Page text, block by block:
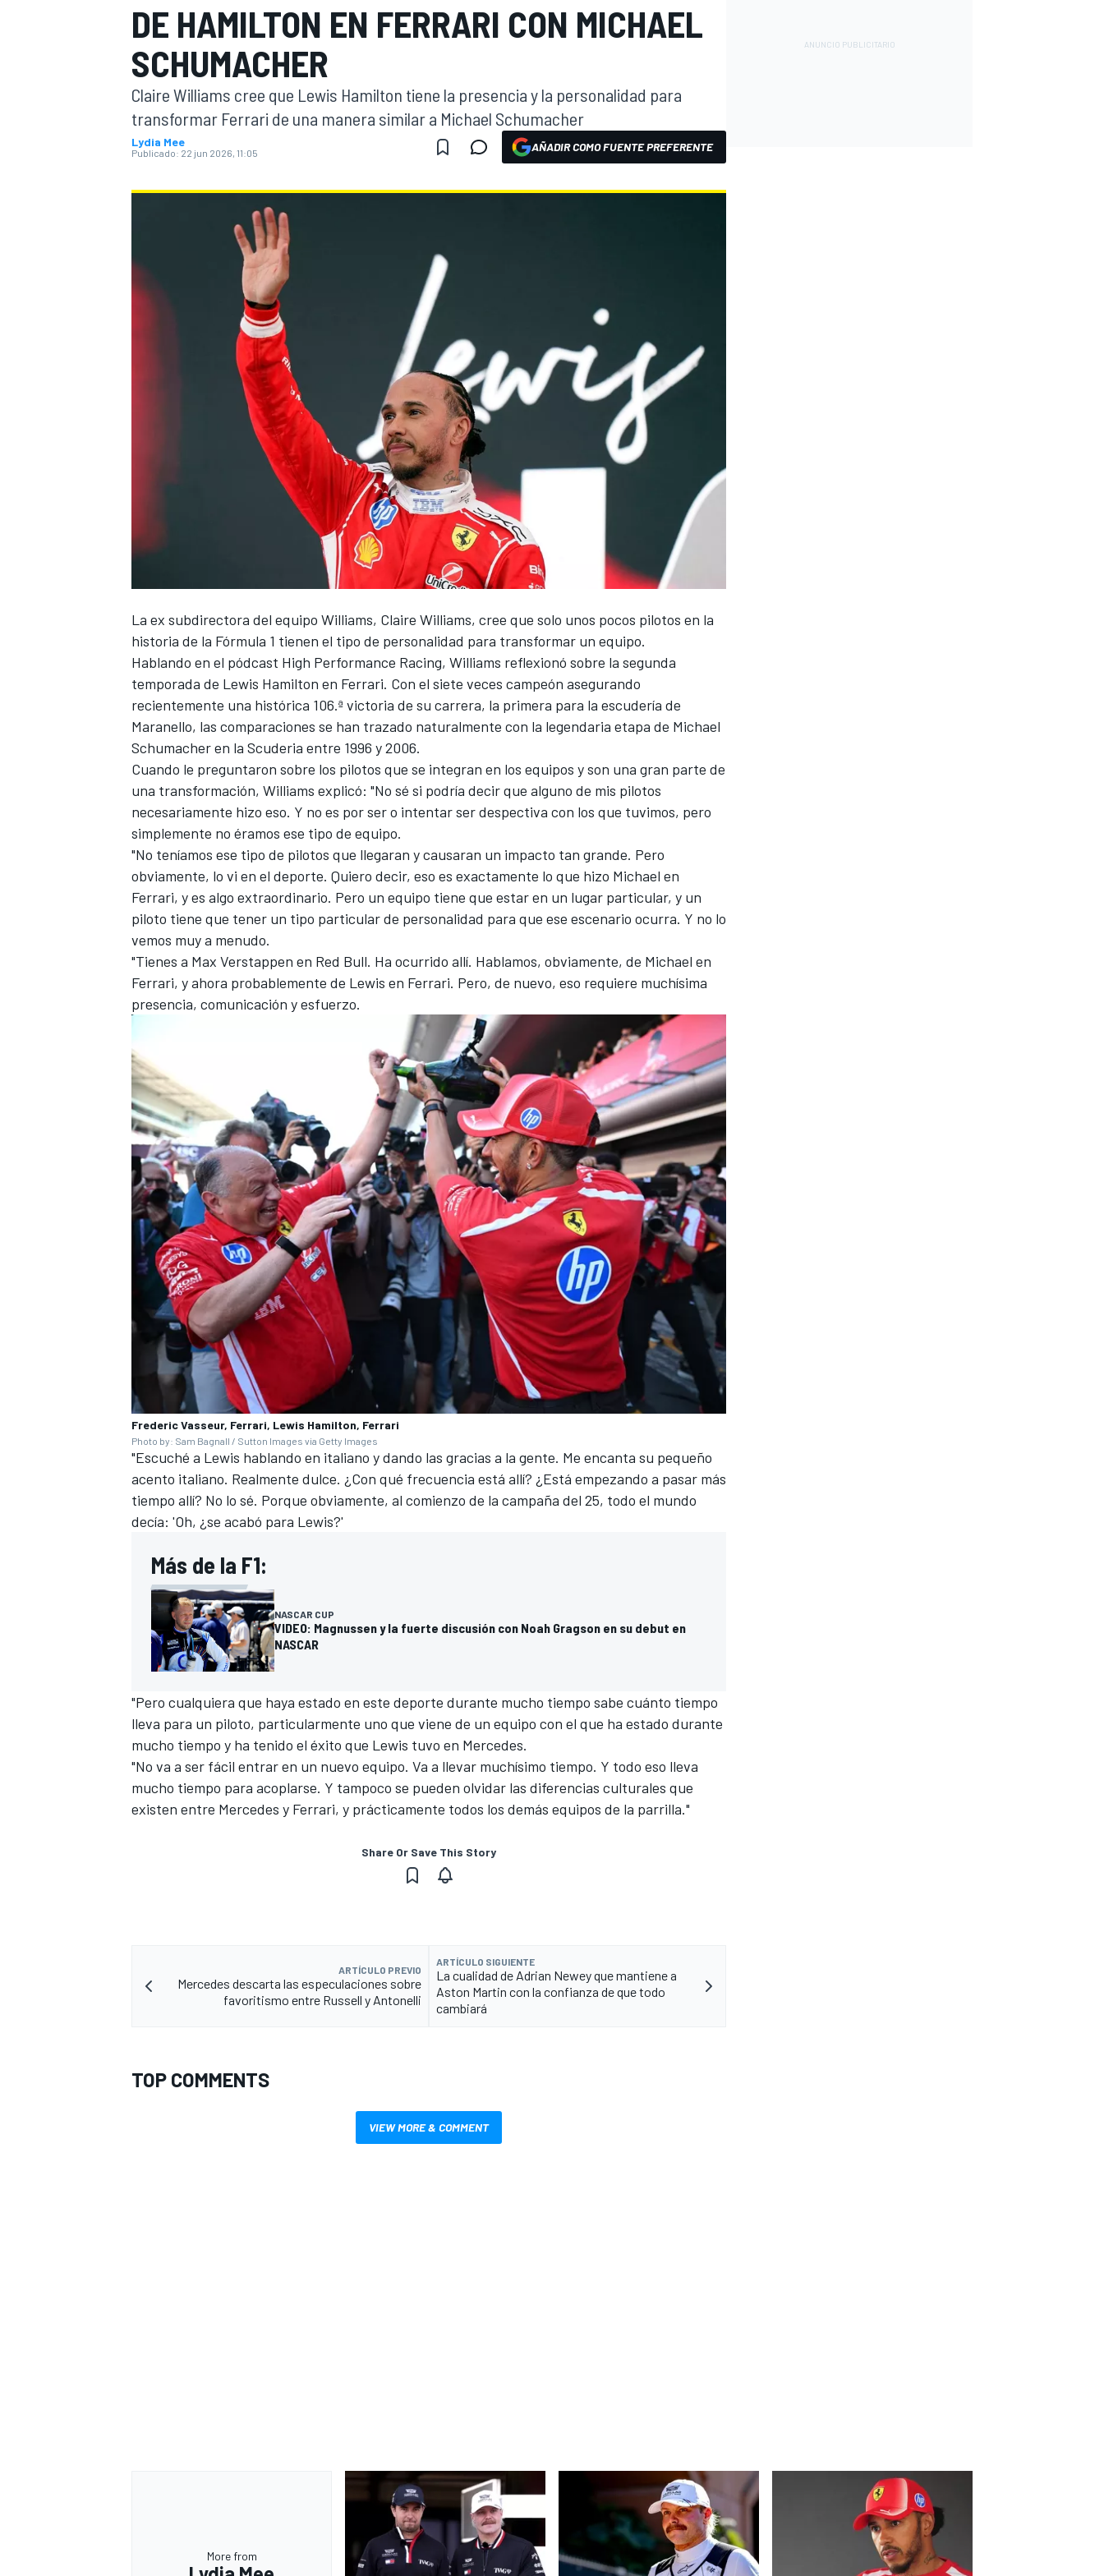
FÓRMULA E MOTO
DE HAMILTON EN FERRARI CON MICHAEL
SCHUMACHER
Claire Williams cree que Lewis Hamilton tiene la presencia y la personalidad para
transformar Ferrari de una manera similar a Michael Schumacher
Lydia Mee
Publicado: 22 jun 2026, 11:05 AÑADIR COMO FUENTE PREFERENTE
La ex subdirectora del equipo Williams, Claire Williams, cree que solo unos pocos pilotos en la
historia de la Fórmula 1 tienen el tipo de personalidad para transformar un equipo.
Hablando en el pódcast High Performance Racing, Williams reflexionó sobre la segunda
temporada de Lewis Hamilton en Ferrari. Con el siete veces campeón asegurando
recientemente una histórica 106.ª victoria de su carrera, la primera para la escudería de
Maranello, las comparaciones se han trazado naturalmente con la legendaria etapa de Michael
Schumacheren la Scuderia entre 1996 y 2006.
Cuando le preguntaron sobre los pilotos que se integran en los equipos y son una gran parte de
una transformación, Williams explicó: "No sé si podría decir que alguno de mis pilotos
necesariamente hizo eso. Y no es por ser o intentar ser despectiva con los que tuvimos, pero
simplemente no éramos ese tipo de equipo.
"No teníamos ese tipo de pilotos que llegaran y causaran un impacto tan grande. Pero
obviamente, lo vi en el deporte. Quiero decir, eso es exactamente lo que hizo Michael en
Ferrari, y es algo extraordinario. Pero un equipo tiene que estar en un lugar particular, y un
piloto tiene que tener un tipo particular de personalidad para que ese escenario ocurra. Y no lo
vemos muy a menudo.
"Tienes a Max Verstappen en Red Bull. Ha ocurrido allí. Hablamos, obviamente, de Michael en
Ferrari, y ahora probablemente de Lewis en Ferrari. Pero, de nuevo, eso requiere muchísima
presencia, comunicación y esfuerzo.
Frederic Vasseur, Ferrari, Lewis Hamilton, Ferrari
Photo by: Sam Bagnall / Sutton Images via Getty Images
"Escuché a Lewis hablando en italiano y dando las gracias a la gente. Me encanta su pequeño
acento italiano. Realmente dulce. ¿Con qué frecuencia está allí? ¿Está empezando a pasar más
tiempo allí? No lo sé. Porque obviamente, al comienzo de la campaña del 25, todo el mundo
decía: 'Oh, ¿se acabó para Lewis?'
Más de la F1:
NASCAR CUP
VIDEO: Magnussen y la fuerte discusión con Noah Gragson en su debut en
NASCAR
"Pero cualquiera que haya estado en este deporte durante mucho tiempo sabe cuánto tiempo
lleva para un piloto, particularmente uno que viene de un equipo con el que ha estado durante
mucho tiempo y ha tenido el éxito que Lewis tuvo en Mercedes.
"No va a ser fácil entrar en un nuevo equipo. Va a llevar muchísimo tiempo. Y todo eso lleva
mucho tiempo para acoplarse. Y tampoco se pueden olvidar las diferencias culturales que
existen entre Mercedes y Ferrari, y prácticamente todos los demás equipos de la parrilla."
Share Or Save This Story
ARTÍCULO PREVIO
Mercedes descarta las especulaciones sobre
favoritismo entre Russell y Antonelli
ARTÍCULO SIGUIENTE
La cualidad de Adrian Newey que mantiene a
Aston Martin con la confianza de que todo
cambiará
TOP COMMENTS
VIEW MORE & COMMENT
More from